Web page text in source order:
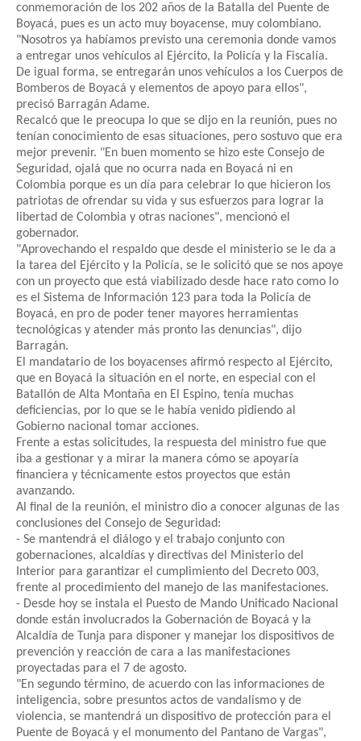
conmemoración de los 202 años de la Batalla del Puente de
Boyacá, pues es un acto muy boyacense, muy colombiano.
"Nosotros ya habíamos previsto una ceremonia donde vamos
a entregar unos vehículos al Ejército, la Policía y la Fiscalía.
De igual forma, se entregarán unos vehículos a los Cuerpos de
Bomberos de Boyacá y elementos de apoyo para ellos",
precisó Barragán Adame.
Recalcó que le preocupa lo que se dijo en la reunión, pues no
tenían conocimiento de esas situaciones, pero sostuvo que era
mejor prevenir. "En buen momento se hizo este Consejo de
Seguridad, ojalá que no ocurra nada en Boyacá ni en
Colombia porque es un día para celebrar lo que hicieron los
patriotas de ofrendar su vida y sus esfuerzos para lograr la
libertad de Colombia y otras naciones", mencionó el
gobernador.
"Aprovechando el respaldo que desde el ministerio se le da a
la tarea del Ejército y la Policía, se le solicitó que se nos apoye
con un proyecto que está viabilizado desde hace rato como lo
es el Sistema de Información 123 para toda la Policía de
Boyacá, en pro de poder tener mayores herramientas
tecnológicas y atender más pronto las denuncias", dijo
Barragán.
El mandatario de los boyacenses afirmó respecto al Ejército,
que en Boyacá la situación en el norte, en especial con el
Batallón de Alta Montaña en El Espino, tenía muchas
deficiencias, por lo que se le había venido pidiendo al
Gobierno nacional tomar acciones.
Frente a estas solicitudes, la respuesta del ministro fue que
iba a gestionar y a mirar la manera cómo se apoyaría
financiera y técnicamente estos proyectos que están
avanzando.
Al final de la reunión, el ministro dio a conocer algunas de las
conclusiones del Consejo de Seguridad:
- Se mantendrá el diálogo y el trabajo conjunto con
gobernaciones, alcaldías y directivas del Ministerio del
Interior para garantizar el cumplimiento del Decreto 003,
frente al procedimiento del manejo de las manifestaciones.
- Desde hoy se instala el Puesto de Mando Unificado Nacional
donde están involucrados la Gobernación de Boyacá y la
Alcaldía de Tunja para disponer y manejar los dispositivos de
prevención y reacción de cara a las manifestaciones
proyectadas para el 7 de agosto.
"En segundo término, de acuerdo con las informaciones de
inteligencia, sobre presuntos actos de vandalismo y de
violencia, se mantendrá un dispositivo de protección para el
Puente de Boyacá y el monumento del Pantano de Vargas",